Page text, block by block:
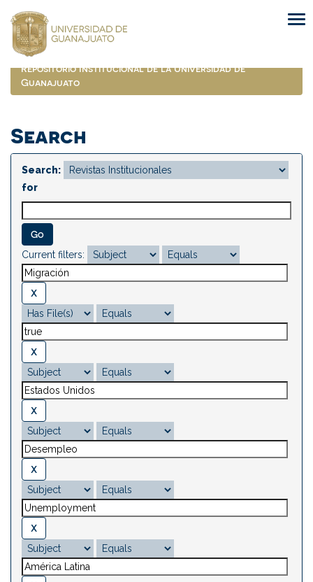
navigation
Repositorio Institucional de la Universidad de
Guanajuato
Search
Search:
for
Current filters: